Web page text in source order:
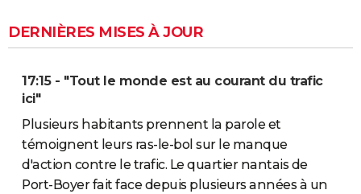
DERNIÈRES MISES À JOUR
17:15 - "Tout le monde est au courant du trafic
ici"
Plusieurs habitants prennent la parole et
témoignent leurs ras-le-bol sur le manque
d'action contre le trafic. Le quartier nantais de
Port-Boyer fait face depuis plusieurs années à un